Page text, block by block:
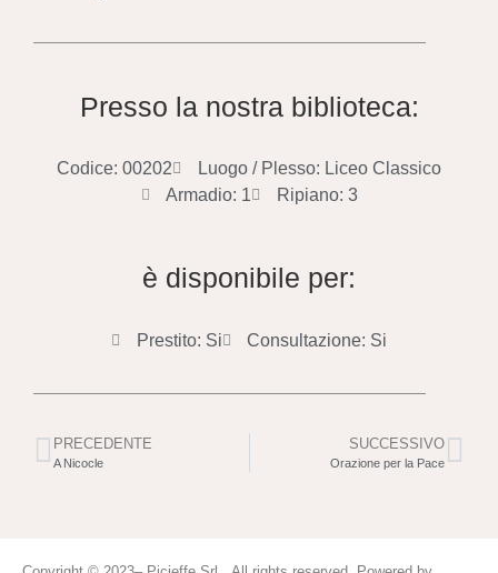
Presso la nostra biblioteca:
Codice: 00202
Luogo / Plesso: Liceo Classico
Armadio: 1
Ripiano: 3
è disponibile per:
Prestito: Si Consultazione: Si
PRECEDENTE
A Nicocle
SUCCESSIVO
Orazione per la Pace